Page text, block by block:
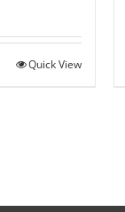
Quick View